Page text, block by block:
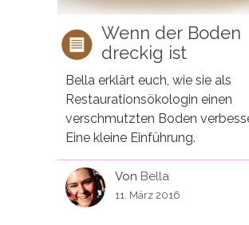
Wenn der Boden
dreckig ist
Bella erklärt euch, wie sie als
Restaurationsökologin einen
verschmutzten Boden
Eine kleine Einführung.
Von Bella
11. März 2016